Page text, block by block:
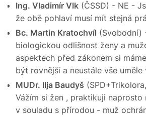
Ing. Vladimír Vlk (ČSSD) - NE -
že obě pohlaví musí mít stejná
Bc. Martin Kratochvíl (Svobodní)
biologickou odlišnost ženy a
aspektech před zákonem si
být rovnější a neustále vše uměle
MUDr. Ilja Baudyš
Vážím si žen , praktikuji naprosto
v souladu s přírodou - muž